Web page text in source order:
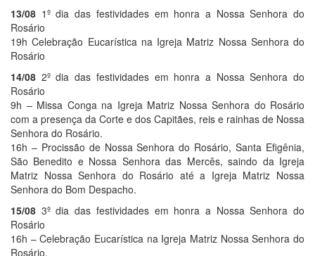
13/08 1º dia das festividades em honra a Nossa Senhora do
Rosário
19h Celebração Eucarística na Igreja Matriz Nossa Senhora do
Rosário
14/08 2º dia das festividades em honra a Nossa Senhora do
Rosário
9h – Missa Conga na Igreja Matriz Nossa Senhora do Rosário
com a presença da Corte e dos Capitães, reis e rainhas de Nossa
Senhora do Rosário.
16h – Procissão de Nossa Senhora do Rosário, Santa Efigênia,
São Benedito e Nossa Senhora das Mercês, saindo da Igreja
Matriz Nossa Senhora do Rosário até a Igreja Matriz Nossa
Senhora do Bom Despacho.
15/08 3º dia das festividades em honra a Nossa Senhora do
Rosário
16h – Celebração Eucarística na Igreja Matriz Nossa Senhora do
Rosário.